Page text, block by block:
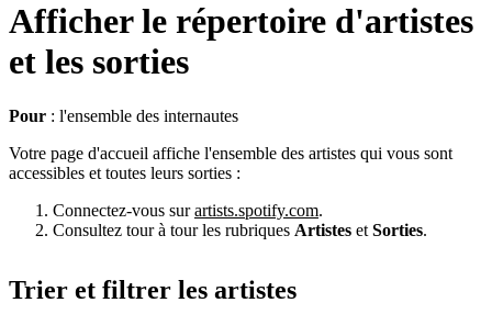
Afficher le répertoire d'artistes
et les sorties
Pour : l'ensemble des internautes
Votre page d'accueil affiche l'ensemble des artistes qui vous sont
accessibles et toutes leurs sorties :
Connectez-vous surartists.spotify.com.
Consultez tour à tour les rubriques Artistes et Sorties.
Trier et filtrer les artistes